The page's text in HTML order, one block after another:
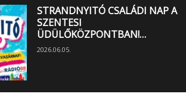
STRANDNYITÓ CSALÁDI NAP A
SZENTESI
ÜDÜLŐKÖZPONTBAN!…
2026.06.05.